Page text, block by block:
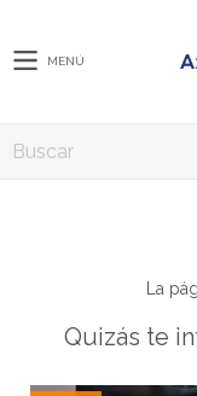
MENÚ
La
Quizás te